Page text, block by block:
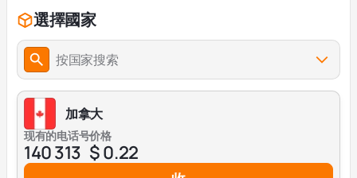
選擇國家
按国家搜索
加拿大
现有的电话号
140 313
价格
$ 0.22